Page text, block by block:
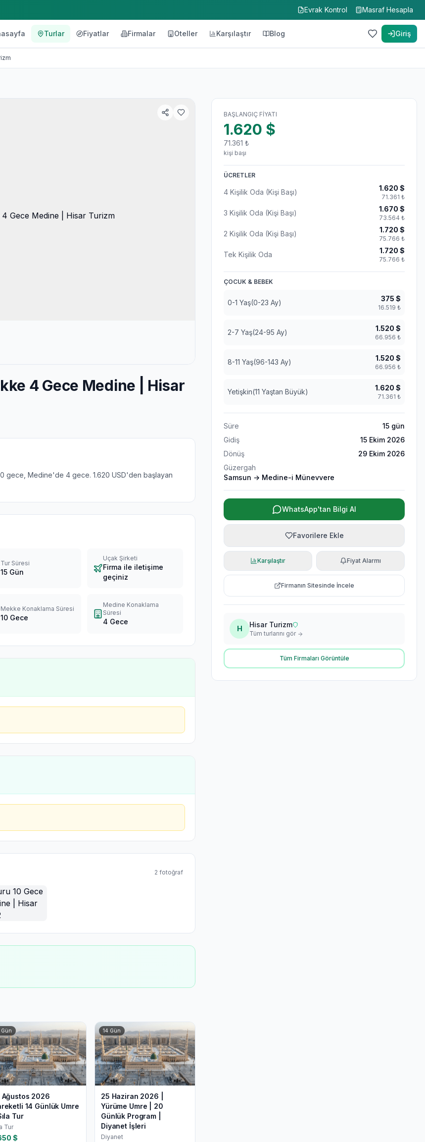
Evrak Kontrol Masraf Hesapla
Turlar Fiyatlar Firmalar Oteller Karşılaştır Blog Giriş
4 Gece Medine | Hisar
gece, Medine'de 4 gece. 1.620 USD'den başlayan
Tur Süresi
15 Gün
Uçak Şirketi
Firma ile iletişime
geçiniz
Mekke Konaklama Süresi
10 Gece
Medine Konaklama
Süresi
4 Gece
2 fotoğraf
Gün
Ağustos 2026
14 Günlük Umre
Tur
Tur
$
14 Gün
25 Haziran 2026 |
Yürüme Umre | 20
Günlük Program |
Diyanet İşleri
Diyanet
BAŞLANGIÇ FIYATI
1.620 $
71.361 ₺
kişi başı
ÜCRETLER
4 Kişilik Oda (Kişi Başı) 1.620 $
71.361 ₺
3 Kişilik Oda (Kişi Başı) 1.670 $
73.564 ₺
2 Kişilik Oda (Kişi Başı) 1.720 $
75.766 ₺
Tek Kişilik Oda 1.720 $
75.766 ₺
ÇOCUK & BEBEK
0-1 Yaş(0-23 Ay) 375 $
16.519 ₺
2-7 Yaş(24-95 Ay) 1.520 $
66.956 ₺
8-11 Yaş(96-143 Ay) 1.520 $
66.956 ₺
Yetişkin(11 Yaştan Büyük) 1.620 $
71.361 ₺
Süre 15 gün
Gidiş
15 Ekim 2026
Dönüş
29 Ekim 2026
Güzergah
Samsun → Medine-i Münevvere
WhatsApp'tan Bilgi Al
Favorilere Ekle
Karşılaştır Fiyat Alarmı
Firmanın Sitesinde İncele
H Hisar Turizm
Tüm turlarını gör
Tüm Firmaları Görüntüle